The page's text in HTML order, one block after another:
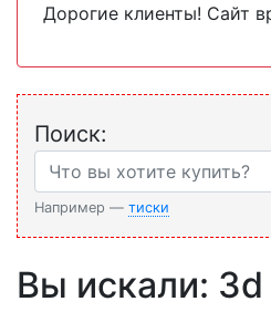
Дорогие клиенты! Сайт
Поиск:
Например — тиски
Вы искали: 3d